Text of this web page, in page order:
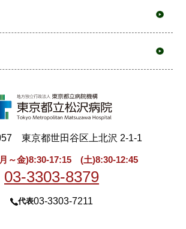
東京都世田谷区上北沢 2-1-1
～金)8:30-17:15 (土)8:30-12:45
03-3303-8379
代表03-3303-7211